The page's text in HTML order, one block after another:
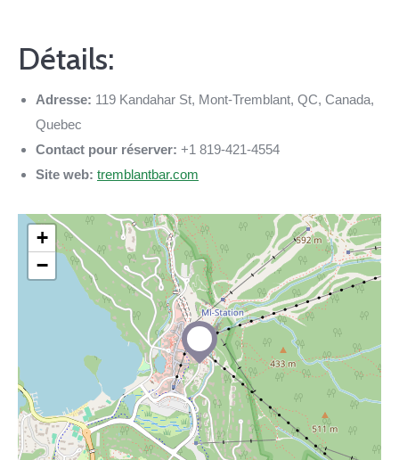
Détails:
Adresse: 119 Kandahar St, Mont-Tremblant, QC, Canada,
Quebec
Contact pour réserver: +1 819-421-4554
Site web: tremblantbar.com
+
−